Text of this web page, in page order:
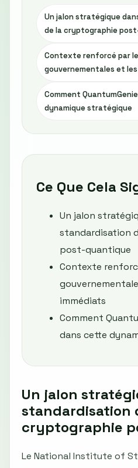
Un jalon stratégique
de la cryptographie
Contexte renforcé par
gouvernementales et
Comment
dynamique stratégique
Ce Que Cela
Un jalon
standardisation
post-quantique
Contexte
immédiats
Comment
dans cette
Un jalon
standardisation
cryptographie
Le National Institute of